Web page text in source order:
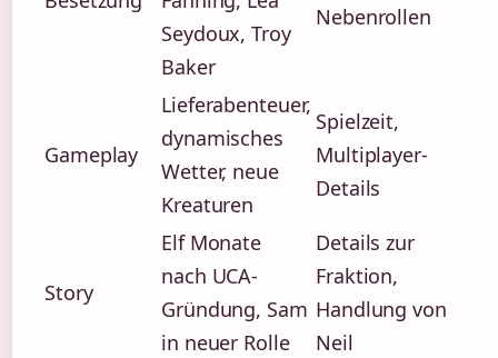
Seydoux, Troy
Baker
Nebenrollen
Gameplay
Lieferabenteuer,
dynamisches
Wetter, neue
Kreaturen
Spielzeit,
Multiplayer-
Details
Story
Elf Monate
nach UCA-
Gründung, Sam
in neuer Rolle
Details zur
Fraktion,
Handlung von
Neil